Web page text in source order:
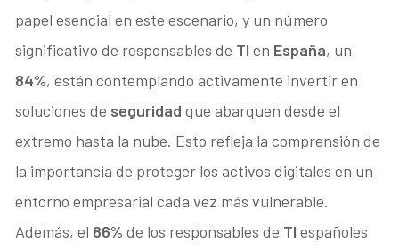
papel esencial en este escenario, y un número
significativo de responsables de TI en España, un
84%, están contemplando activamente invertir en
soluciones de seguridad que abarquen desde el
extremo hasta la nube. Esto refleja la comprensión de
la importancia de proteger los activos digitales en un
entorno empresarial cada vez más vulnerable.
Además, el 86% de los responsables de TI españoles